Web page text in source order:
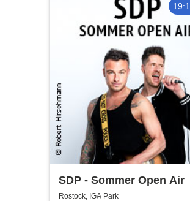
SDP - Sommer Open Air
Rostock, IGA Park